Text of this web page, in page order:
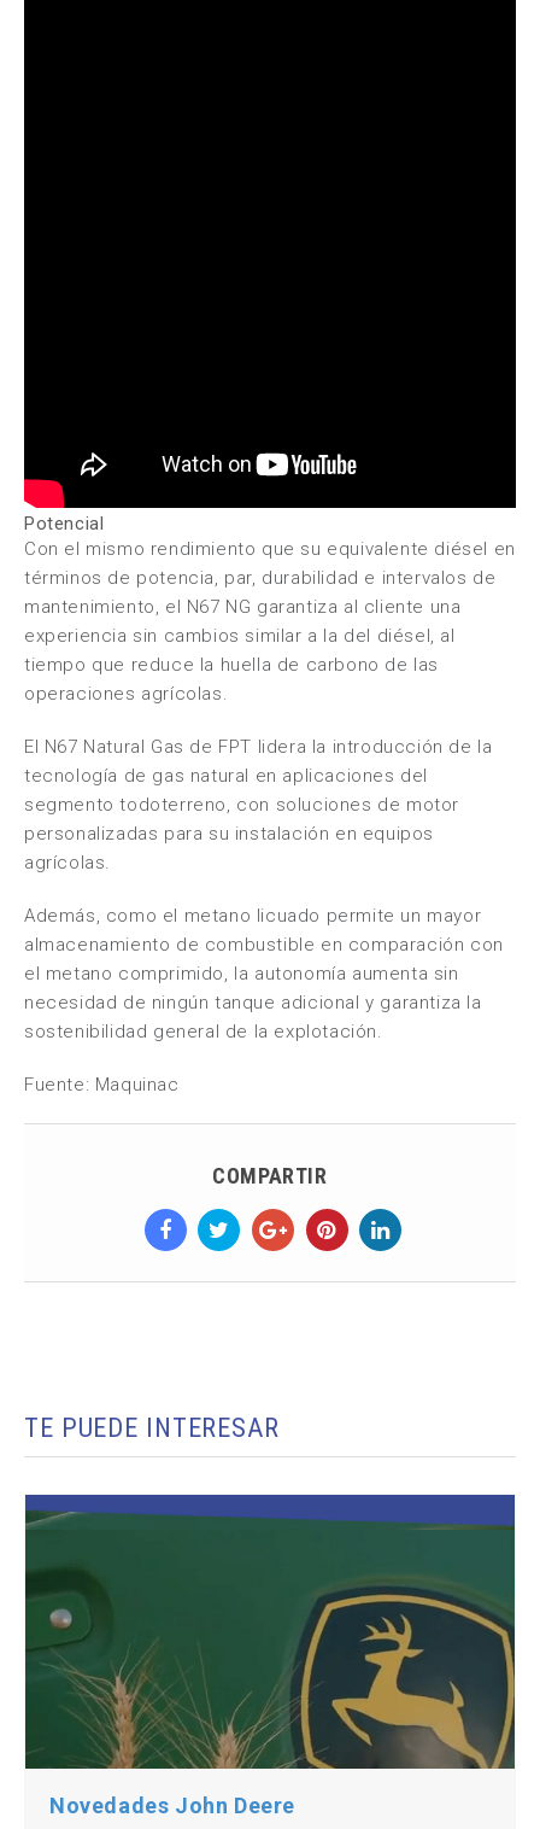
Potencial
Con el mismo rendimiento que su equivalente diésel en
términos de potencia, par, durabilidad e intervalos de
mantenimiento, el N67 NG garantiza al cliente una
experiencia sin cambios similar a la del diésel, al
tiempo que reduce la huella de carbono de las
operaciones agrícolas.
El N67 Natural Gas de FPT lidera la introducción de la
tecnología de gas natural en aplicaciones del
segmento todoterreno, con soluciones de motor
personalizadas para su instalación en equipos
agrícolas.
Además, como el metano licuado permite un mayor
almacenamiento de combustible en comparación con
el metano comprimido, la autonomía aumenta sin
necesidad de ningún tanque adicional y garantiza la
sostenibilidad general de la explotación.
Fuente: Maquinac
COMPARTIR
TE PUEDE INTERESAR
Novedades John Deere